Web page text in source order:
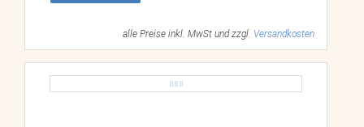
alle Preise inkl. MwSt und zzgl. Versandkosten